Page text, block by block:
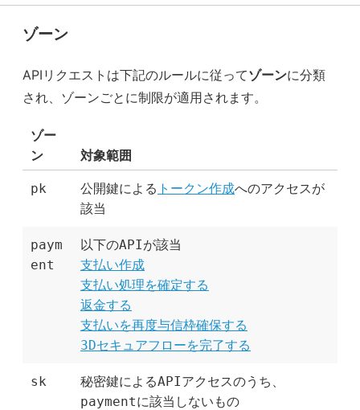
ゾーン
APIリクエストは下記のルールに従ってゾーンに分類
され、ゾーンごとに制限が適用されます。
ゾー
ン
対象範囲
pk 公開鍵による トークン作成へのアクセスが
該当
paym
ent
以下のAPIが該当
支払い作成
支払い処理を確定する
返金する
支払いを再度与信枠確保する
3Dセキュアフローを完了する
sk
秘密鍵によるAPIアクセスのうち、
paymentに該当しないもの